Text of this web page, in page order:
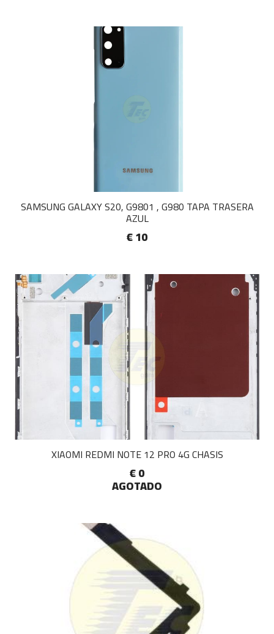
SAMSUNG GALAXY S20, G9801 , G980 TAPA TRASERA
AZUL
€ 10
XIAOMI REDMI NOTE 12 PRO 4G CHASIS
€ 0
AGOTADO